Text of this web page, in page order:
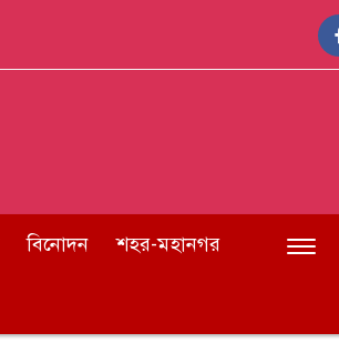
বিনোদন শহর-মহানগর